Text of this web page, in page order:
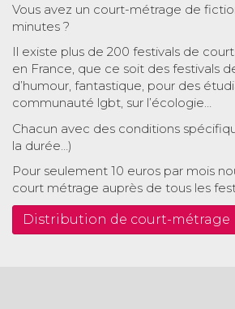
Vous avez un court-métrage de
minutes ?
Il existe plus de 200 festivals de
en France, que ce soit des festivals
d’humour, fantastique, pour des
communauté lgbt, sur l’écologie…
Chacun avec des conditions
la durée…)
Pour seulement 10 euros par mois
court métrage auprès de tous les
Distribution de court-métrage